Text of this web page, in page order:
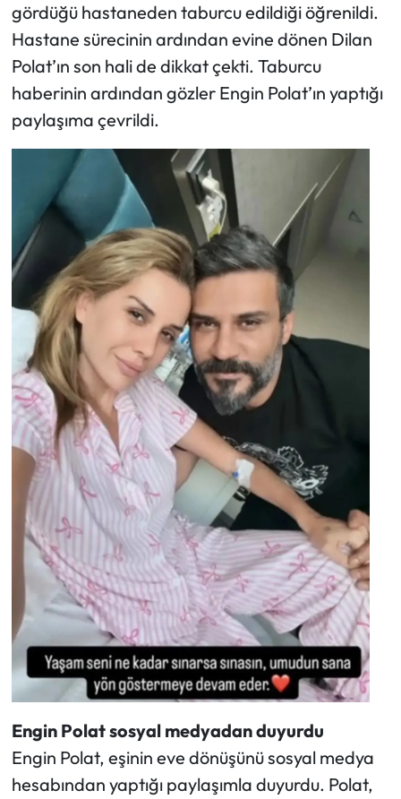
gördüğü hastaneden taburcu edildiği öğrenildi.
Hastane sürecinin ardından evine dönen Dilan
Polat’ın son hali de dikkat çekti. Taburcu
haberinin ardından gözler Engin Polat’ın yaptığı
paylaşıma çevrildi.
Engin Polat sosyal medyadan duyurdu
Engin Polat, eşinin eve dönüşünü sosyal medya
hesabından yaptığı paylaşımla duyurdu. Polat,